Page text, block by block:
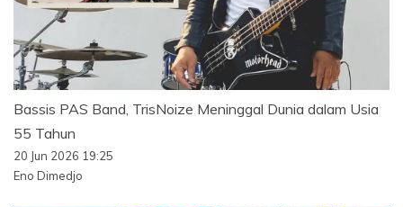
Bassis PAS Band, TrisNoize Meninggal Dunia dalam Usia
55 Tahun
20 Jun 2026 19:25
Eno Dimedjo